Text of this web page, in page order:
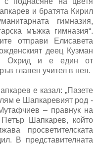
и братята Кирил
гимназия,
мъжка гимназия“.
отправи Елисавета
деец Кузман
Охрид и е един от
главен учител в нея.
е казал: „Пазете
е Шапкаревият род -
– правнук на
Шапкарев, който
просветителската
В представителната